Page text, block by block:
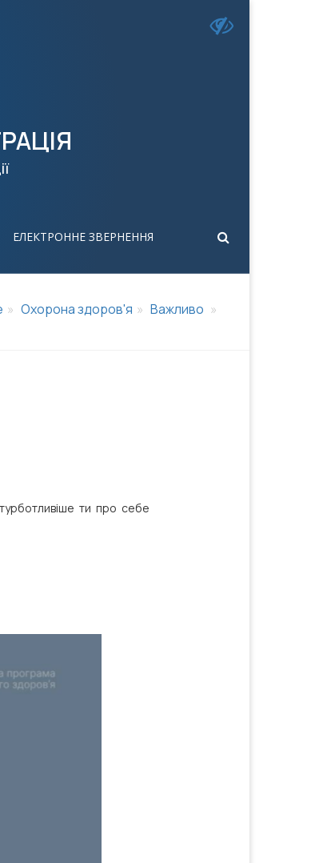
ЕЛЕКТРОННЕ ЗВЕРНЕННЯ
Охорона здоров'я
Важливо
ти про себе